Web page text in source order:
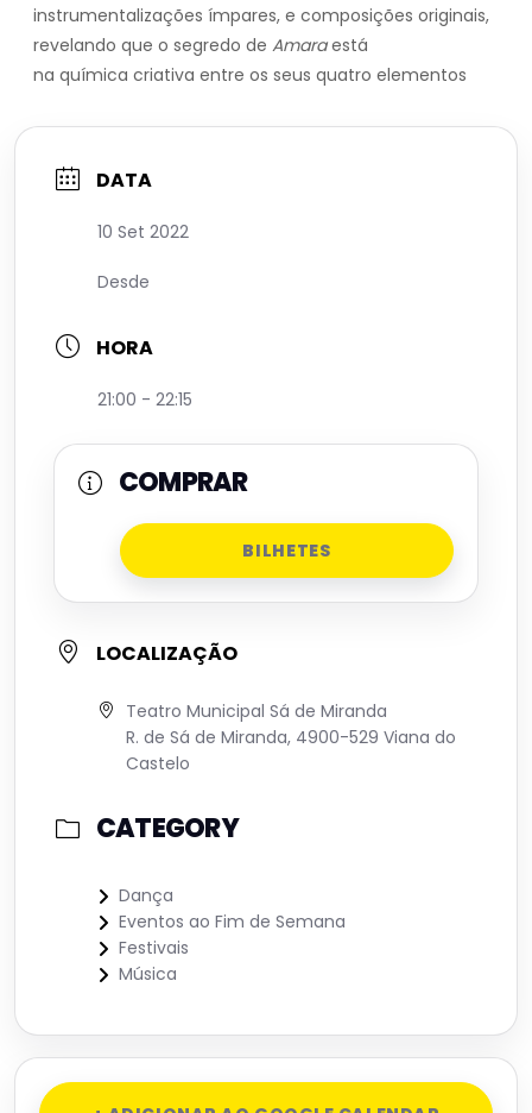
instrumentalizações ímpares, e composições originais,
revelando que o segredo de Amaraestá
na química criativa entre os seus quatro elementos
DATA
10 Set 2022
Desde
HORA
21:00 - 22:15
COMPRAR
BILHETES
LOCALIZAÇÃO
Teatro Municipal Sá de Miranda
R. de Sá de Miranda, 4900-529 Viana do
Castelo
CATEGORY
Dança
Eventos ao Fim de Semana
Festivais
Música